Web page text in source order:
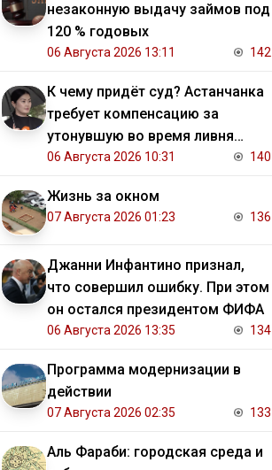
незаконную выдачу займов под
120 % годовых
06 Августа 2026 13:11 142
К чему придёт суд? Астанчанка
требует компенсацию за
утонувшую во время ливня
иномарку
06 Августа 2026 10:31 140
Жизнь за окном
07 Августа 2026 01:23 136
Джанни Инфантино признал,
что совершил ошибку. При этом
он остался президентом ФИФА
06 Августа 2026 13:35 134
Программа модернизации в
действии
07 Августа 2026 02:35 133
Аль Фараби: городская среда и